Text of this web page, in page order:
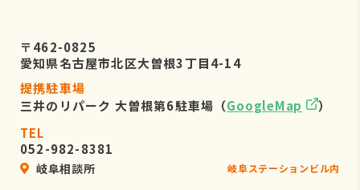
〒462-0825
愛知県名古屋市北区大曽根3丁目4-14
提携駐車場
三井のリパーク 大曽根第6駐車場（GoogleMap
）
TEL
052-982-8381
岐阜相談所 岐阜ステーションビル内